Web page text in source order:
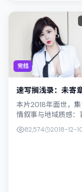
兼顾悬疑线索...
完结
速写搁浅录：未寄
本片2018年面世，
情叙事与地域质感：
设定与日本（大阪）
化肌理相呼应。导演
82,574 2018-12-